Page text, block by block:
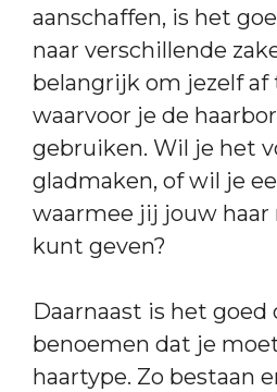
aanschaffen, is het
naar verschillende
belangrijk om jezelf af
waarvoor je de
gebruiken. Wil je het
gladmaken, of wil je
waarmee jij jouw haar
kunt geven?
Daarnaast is het goed
benoemen dat je
haartype. Zo bestaan